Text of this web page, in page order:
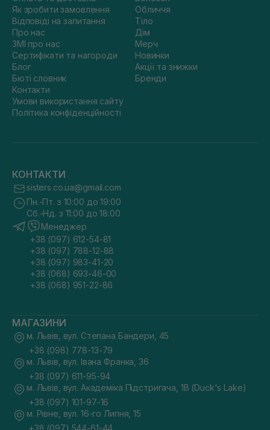
Як зробити замовлення
Відповіді на запитання
Про нас
ЗМІ про нас
Сертифікати та нагороди
Блог
Бюті словник
Контакти
Умови використання сайту
Політика конфіденційності
Обличчя
Тіло
Дім
Мерч
Новинки
Акції та знижки
Бренди
КОНТАКТИ
sisters.co.ua@gmail.com
Пн.-Пт. з 10:00 до 19:00
Сб.-Нд. з 11:00 до 18:00
Менеджер
+38 (097) 612-54-81
+38 (097) 788-12-88
+38 (097) 983-41-20
+38 (068) 693-46-00
+38 (068) 951-22-86
МАГАЗИНИ
м. Львів, вул. Степана Бандери, 45
+38 (098) 778-13-79
м. Львів, вул. Івана Франка, 36
+38 (097) 611-95-94
м. Львів, вул. Академіка Підстригача, 1В (Duck's Lake)
+38 (097) 101-97-16
м. Рівне, вул. 16-го Липня, 15
+38 (097) 544-61-44